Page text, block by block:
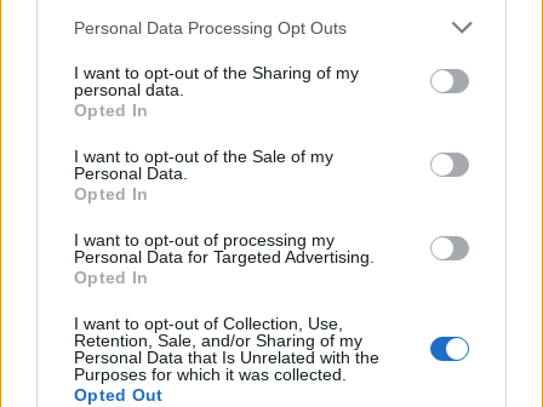
Please note that this website/app uses one or more Google
not limited to your visit or usage behaviour. You may click to
grant or deny consent to Google and its third-party tags to
use your data for below specified purposes in below Google
consent section.
Personal Data Processing Opt Outs
I want to opt-out of the Sharing of my
personal data.
Opted In
I want to opt-out of the Sale of my
Personal Data.
Opted In
I want to opt-out of processing my
Personal Data for Targeted Advertising.
Opted In
I want to opt-out of Collection, Use,
Retention, Sale, and/or Sharing of my
Personal Data that Is Unrelated with the
Purposes for which it was collected.
Opted Out
ΑΠΟΓΕΥΜΑ:
Smoothieμε πεπόνι,
5 φουντούκια
ΒΡΑΔΥ:
δημητριακά ολικής αλέσεως με σιτάρι &
βρόμη